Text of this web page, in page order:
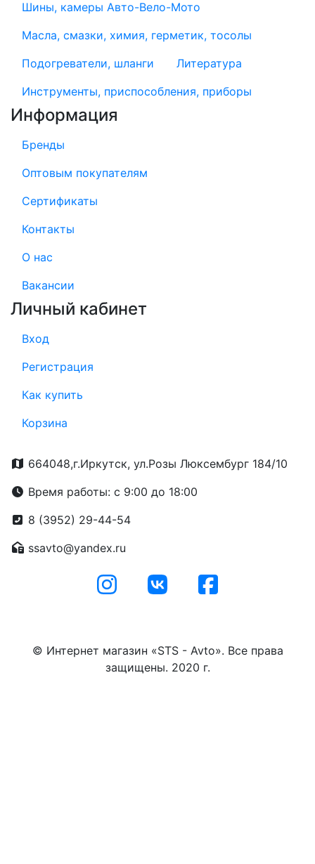
Шины, камеры Авто-Вело-Мото
Масла, смазки, химия, герметик, тосолы
Подогреватели, шланги
Литература
Инструменты, приспособления, приборы
Информация
Бренды
Оптовым покупателям
Сертификаты
Контакты
О нас
Вакансии
Личный кабинет
Вход
Регистрация
Как купить
Корзина
664048,г.Иркутск, ул.Розы Люксембург 184/10
Время работы: с 9:00 до 18:00
8 (3952) 29-44-54
ssavto@yandex.ru
© Интернет магазин «STS - Avto». Все права
защищены. 2020 г.